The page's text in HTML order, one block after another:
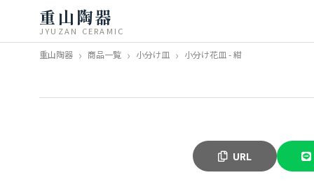
重山陶器
JYUZAN CERAMIC
重山陶器 商品一覧 小分け皿 小分け花皿 - 紺
URL